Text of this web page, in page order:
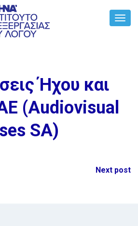
Ήχου και
(Audiovisual
SA)
Next post